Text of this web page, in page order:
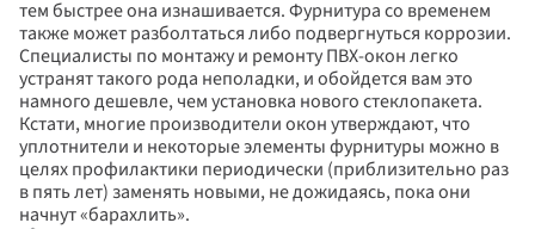
тем быстрее она изнашивается. Фурнитура со временем
также может разболтаться либо подвергнуться коррозии.
Специалисты по монтажу и ремонту ПВХ-окон легко
устранят такого рода неполадки, и обойдется вам это
намного дешевле, чем установка нового стеклопакета.
Кстати, многие производители окон утверждают, что
уплотнители и некоторые элементы фурнитуры можно в
целях профилактики периодически (приблизительно раз
в пять лет) заменять новыми, не дожидаясь, пока они
начнут «барахлить».